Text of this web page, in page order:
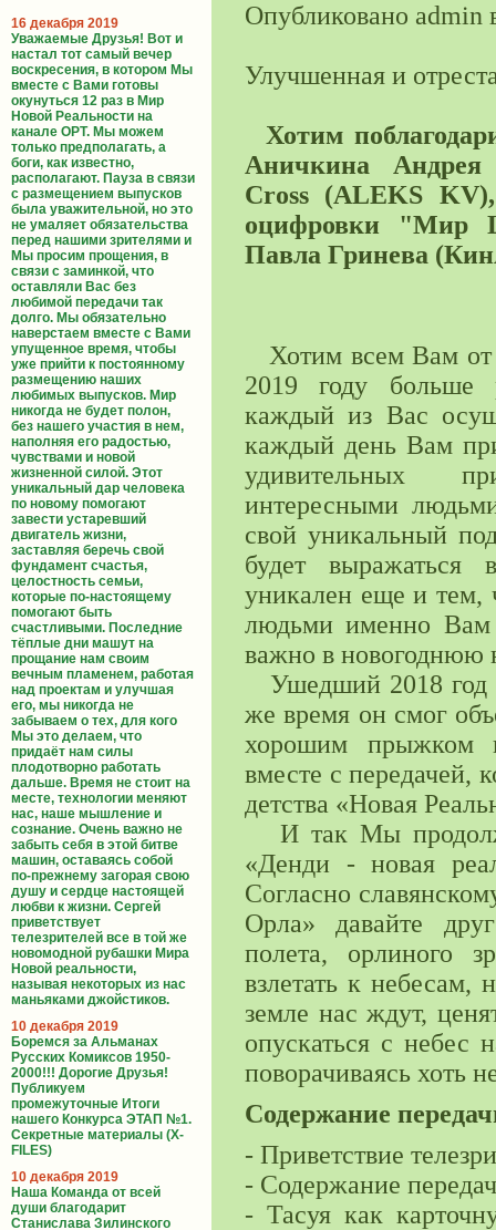
16 декабря 2019
Уважаемые Друзья! Вот и
настал тот самый вечер
воскресения, в котором Мы
вместе с Вами готовы
окунуться 12 раз в Мир
Новой Реальности на
канале ОРТ. Мы можем
только предполагать, а
боги, как известно,
располагают. Пауза в связи
с размещением выпусков
была уважительной, но это
не умаляет обязательства
перед нашими зрителями и
Мы просим прощения, в
связи с заминкой, что
оставляли Вас без
любимой передачи так
долго. Мы обязательно
наверстаем вместе с Вами
упущенное время, чтобы
уже прийти к постоянному
размещению наших
любимых выпусков. Мир
никогда не будет полон,
без нашего участия в нем,
наполняя его радостью,
чувствами и новой
жизненной силой. Этот
уникальный дар человека
по новому помогают
завести устаревший
двигатель жизни,
заставляя беречь свой
фундамент счастья,
целостность семьи,
которые по-настоящему
помогают быть
счастливыми. Последние
тёплые дни машут на
прощание нам своим
вечным пламенем, работая
над проектам и улучшая
его, мы никогда не
забываем о тех, для кого
Мы это делаем, что
придаёт нам силы
плодотворно работать
дальше. Время не стоит на
месте, технологии меняют
нас, наше мышление и
сознание. Очень важно не
забыть себя в этой битве
машин, оставаясь собой
по-прежнему загорая свою
душу и сердце настоящей
любви к жизни. Сергей
приветствует
телезрителей все в той же
новомодной рубашки Мира
Новой реальности,
называя некоторых из нас
маньяками джойстиков.
10 декабря 2019
Боремся за Альманах
Русских Комиксов 1950-
2000!!! Дорогие Друзья!
Публикуем
промежуточные Итоги
нашего Конкурса ЭТАП №1.
Секретные материалы (X-
FILES)
10 декабря 2019
Наша Команда от всей
души благодарит
Станислава Зилинского
Опубликовано admin
Улучшенная и
Хотим
Аничкина Андрея
Cross (ALEKS
оцифровки "Мир
Павла Гринева
Хотим всем Вам от
2019 году больше
каждый из Вас
каждый день Вам
удивительных
интересными
свой уникальный
будет выражаться
уникален еще и тем,
людьми именно Вам
важно в новогоднюю
Ушедший 2018 год
же время он смог
хорошим прыжком
вместе с передачей,
детства «Новая
И так Мы
«Денди - новая
Согласно
Орла» давайте
полета, орлиного
взлетать к небесам,
земле нас ждут,
опускаться с небес
поворачиваясь хоть
Содержание
- Приветствие
- Содержание
- Тасуя как